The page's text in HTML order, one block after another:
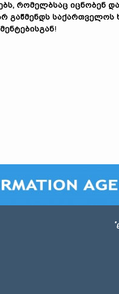
რომელბსაც იცნობენ
გაწმენდს
!